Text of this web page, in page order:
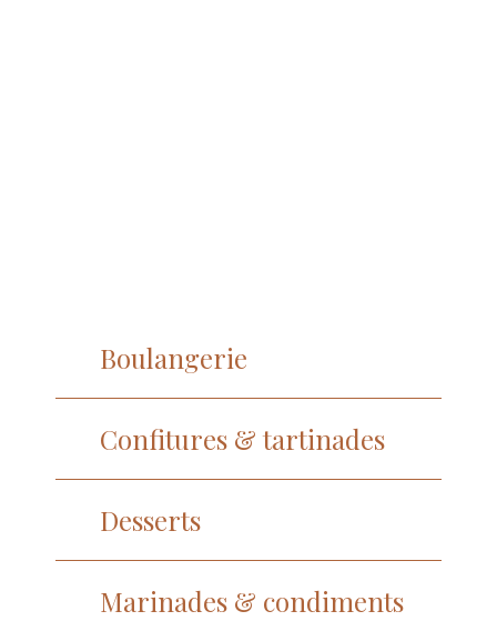
Boulangerie
Confitures & tartinades
Desserts
Marinades & condiments